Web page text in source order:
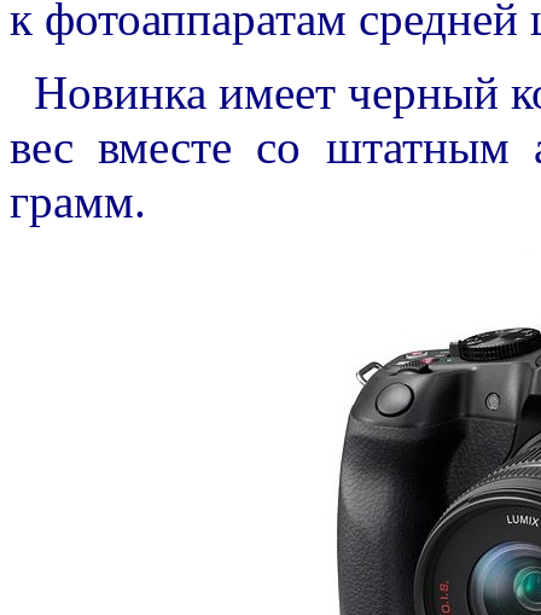
к фотоаппаратам средней
Новинка имеет черный
вес вместе со штатным
грамм.